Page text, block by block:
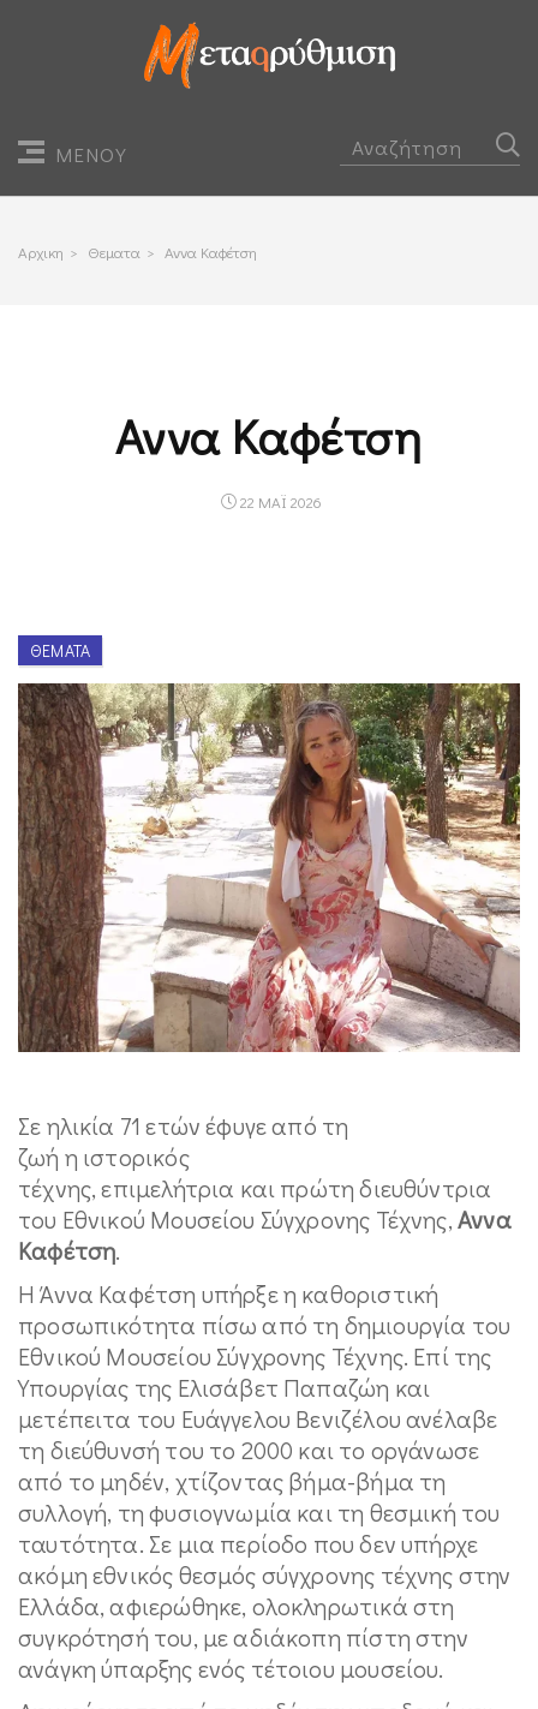
ΜΕΝΟΥ
Αρχικη > Θεματα > Αννα Καφέτση
Αννα Καφέτση
22 ΜΑΪ 2026
ΘΈΜΑΤΑ
Σε ηλικία 71 ετών έφυγε από τη
ζωή η ιστορικός
τέχνης, επιμελήτρια και πρώτη διευθύντρια
του Εθνικού Μουσείου Σύγχρονης Τέχνης,Αννα
Καφέτση.
Η Άννα Καφέτση υπήρξε η καθοριστική
προσωπικότητα πίσω από τη δημιουργία του
Εθνικού Μουσείου Σύγχρονης Τέχνης. Επί της
Υπουργίας της Ελισάβετ Παπαζώη και
μετέπειτα του Ευάγγελου Βενιζέλου ανέλαβε
τη διεύθυνσή του το 2000 και το οργάνωσε
από το μηδέν, χτίζοντας βήμα-βήμα τη
συλλογή, τη φυσιογνωμία και τη θεσμική του
ταυτότητα. Σε μια περίοδο που δεν υπήρχε
ακόμη εθνικός θεσμός σύγχρονης τέχνης στην
Ελλάδα, αφιερώθηκε, ολοκληρωτικά στη
συγκρότησή του, με αδιάκοπη πίστη στην
ανάγκη ύπαρξης ενός τέτοιου μουσείου.